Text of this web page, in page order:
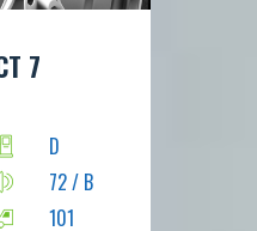
7
D
72 / B
101